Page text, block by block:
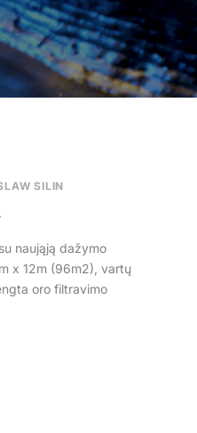
SILIN
naująją dažymo
x 12m (96m2), vartų
oro filtravimo